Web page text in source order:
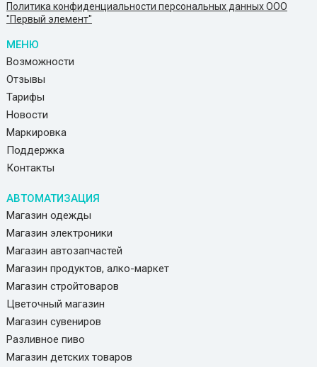
Политика конфиденциальности персональных данных ООО
"Первый элемент"
МЕНЮ
Возможности
Отзывы
Тарифы
Новости
Маркировка
Поддержка
Контакты
АВТОМАТИЗАЦИЯ
Магазин одежды
Магазин электроники
Магазин автозапчастей
Магазин продуктов, алко-маркет
Магазин стройтоваров
Цветочный магазин
Магазин сувениров
Разливное пиво
Магазин детских товаров